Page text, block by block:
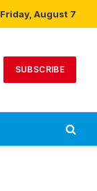
Friday, August 7
SUBSCRIBE